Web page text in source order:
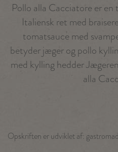
Pollo alla Cacciatore er
Italiensk ret med
tomatsauce med
betyder jæger og pollo
med kylling hedder
alla
Opskriften er udviklet af: gastromad